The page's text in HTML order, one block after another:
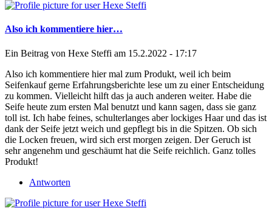
Also ich kommentiere hier…
Ein Beitrag von Hexe Steffi am 15.2.2022 - 17:17
Also ich kommentiere hier mal zum Produkt, weil ich beim
Seifenkauf gerne Erfahrungsberichte lese um zu einer Entscheidung
zu kommen. Vielleicht hilft das ja auch anderen weiter. Habe die
Seife heute zum ersten Mal benutzt und kann sagen, dass sie ganz
toll ist. Ich habe feines, schulterlanges aber lockiges Haar und das ist
dank der Seife jetzt weich und gepflegt bis in die Spitzen. Ob sich
die Locken freuen, wird sich erst morgen zeigen. Der Geruch ist
sehr angenehm und geschäumt hat die Seife reichlich. Ganz tolles
Produkt!
Antworten